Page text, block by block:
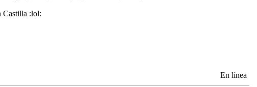
Castilla :lol:
En línea